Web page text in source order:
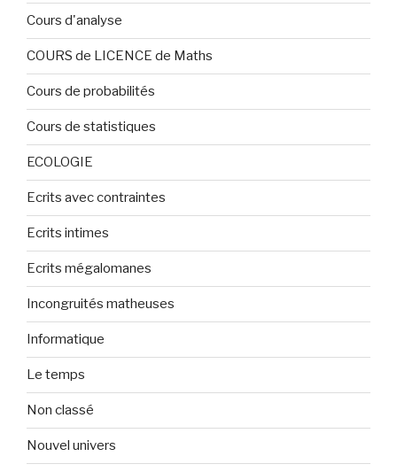
Cours d'analyse
COURS de LICENCE de Maths
Cours de probabilités
Cours de statistiques
ECOLOGIE
Ecrits avec contraintes
Ecrits intimes
Ecrits mégalomanes
Incongruités matheuses
Informatique
Le temps
Non classé
Nouvel univers